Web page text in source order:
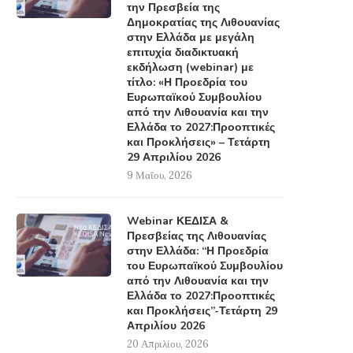
την Πρεσβεία της
Δημοκρατίας της Λιθουανίας
στην Ελλάδα με μεγάλη
επιτυχία διαδικτυακή
εκδήλωση (webinar) με
τίτλο: «Η Προεδρία του
Ευρωπαϊκού Συμβουλίου
από την Λιθουανία και την
Ελλάδα το 2027:Προοπτικές
και Προκλήσεις» – Τετάρτη
29 Απριλίου 2026
9 Μαΐου, 2026
Webinar ΚΕΔΙΣΑ &
Πρεσβείας της Λιθουανίας
στην Ελλάδα: “Η Προεδρία
του Ευρωπαϊκού Συμβουλίου
από την Λιθουανία και την
Ελλάδα το 2027:Προοπτικές
και Προκλήσεις”-Τετάρτη 29
Απριλίου 2026
20 Απριλίου, 2026